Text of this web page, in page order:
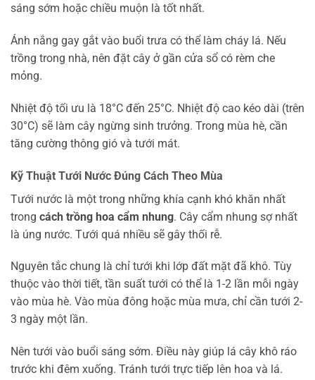
sáng sớm hoặc chiều muộn là tốt nhất.
Ánh nắng gay gắt vào buổi trưa có thể làm cháy lá. Nếu
trồng trong nhà, nên đặt cây ở gần cửa sổ có rèm che
mỏng.
Nhiệt độ tối ưu là 18°C đến 25°C. Nhiệt độ cao kéo dài (trên
30°C) sẽ làm cây ngừng sinh trưởng. Trong mùa hè, cần
tăng cường thông gió và tưới mát.
Kỹ Thuật Tưới Nước Đúng Cách Theo Mùa
Tưới nước là một trong những khía cạnh khó khăn nhất
trong cách trồng hoa cẩm nhung. Cây cẩm nhung sợ nhất
là úng nước. Tưới quá nhiều sẽ gây thối rễ.
Nguyên tắc chung là chỉ tưới khi lớp đất mặt đã khô. Tùy
thuộc vào thời tiết, tần suất tưới có thể là 1-2 lần mỗi ngày
vào mùa hè. Vào mùa đông hoặc mùa mưa, chỉ cần tưới 2-
3 ngày một lần.
Nên tưới vào buổi sáng sớm. Điều này giúp lá cây khô ráo
trước khi đêm xuống. Tránh tưới trực tiếp lên hoa và lá.